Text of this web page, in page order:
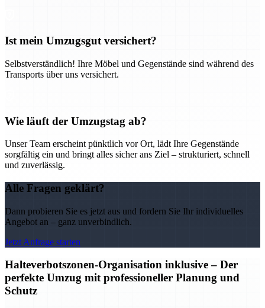
Ist mein Umzugsgut versichert?
Selbstverständlich! Ihre Möbel und Gegenstände sind während des
Transports über uns versichert.
Wie läuft der Umzugstag ab?
Unser Team erscheint pünktlich vor Ort, lädt Ihre Gegenstände
sorgfältig ein und bringt alles sicher ans Ziel – strukturiert, schnell
und zuverlässig.
Alle Fragen geklärt?
Dann probieren Sie es jetzt aus und fordern Sie Ihr individuelles
Angebot an – ganz unverbindlich.
Jetzt Anfrage starten
Halteverbotszonen-Organisation inklusive – Der
perfekte Umzug mit professioneller Planung und
Schutz